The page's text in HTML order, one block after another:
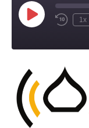
Play
EpisodeRewind
1x
RSS FEED
SHARE
LINK
EMBED